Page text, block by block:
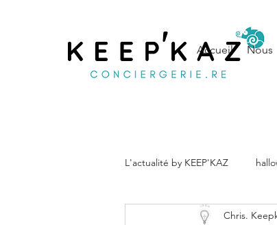
Accueil Nous
L'actualité by KEEP'KAZ
Noël
Chris.